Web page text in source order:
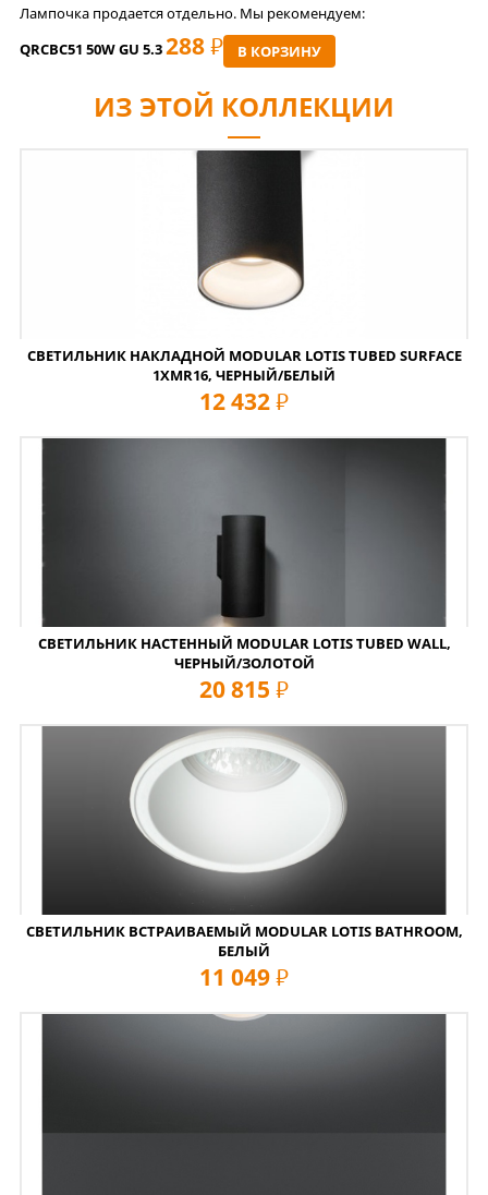
Лампочка продается отдельно. Мы рекомендуем:
QRCBC51 50W GU 5.3288 РУБ В КОРЗИНУ
ИЗ ЭТОЙ КОЛЛЕКЦИИ
СВЕТИЛЬНИК НАКЛАДНОЙ MODULAR LOTIS TUBED SURFACE
1XMR16, ЧЕРНЫЙ/БЕЛЫЙ
12 432 руб
СВЕТИЛЬНИК НАСТЕННЫЙ MODULAR LOTIS TUBED WALL,
ЧЕРНЫЙ/ЗОЛОТОЙ
20 815 руб
СВЕТИЛЬНИК ВСТРАИВАЕМЫЙ MODULAR LOTIS BATHROOM,
БЕЛЫЙ
11 049 руб